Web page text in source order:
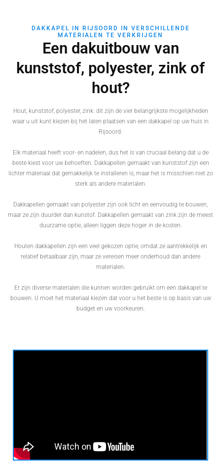
DAKKAPEL IN RIJSOORD IN VERSCHILLENDE
MATERIALEN TE VERKRIJGEN
Een dakuitbouw van
kunststof, polyester, zink of
hout?
Hout, kunststof, polyester, zink: dit zijn de vier belangrijkste mogelijkheden
waar u uit kunt kiezen bij het laten plaatsen van een dakkapel op uw huis in
Rijsoord.
Elk materiaal heeft voor- en nadelen, dus het is van cruciaal belang dat u de
beste kiest voor uw behoeften. Dakkapellen gemaakt van kunststof zijn een
lichter materiaal dat gemakkelijk te installeren is, maar het is misschien niet zo
sterk als andere materialen.
Dakkapellen gemaakt van polyester zijn ook licht en eenvoudig te bouwen,
maar ze zijn duurder dan kunstof. Dakkapellen gemaakt van zink zijn de meest
duurzame optie, alleen liggen deze hoger in de kosten.
Houten dakkapellen zijn een veel gekozen optie, omdat ze aantrekkelijk en
relatief betaalbaar zijn, maar ze vereisen meer onderhoud dan andere
materialen.
Er zijn diverse materialen die kunnen worden gebruikt om een dakkapel te
bouwen. U moet het materiaal kiezen dat voor u het beste is op basis van uw
budget en uw voorkeuren.